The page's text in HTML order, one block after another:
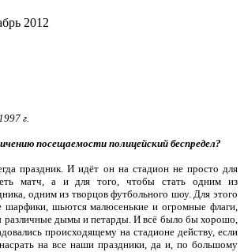
2012
г.
посещаемости полицейский беспредел?
праздник. И идёт он на стадион не просто для
матч, а и для того, чтобы стать одним из
одним из творцов футбольного шоу. Для этого
шарфики, шьются малюсенькие и огромные флаги,
различные дымы и петарды. И всё было бы хорошо,
происходящему на стадионе действу, если
на все наши праздники, да и, по большому